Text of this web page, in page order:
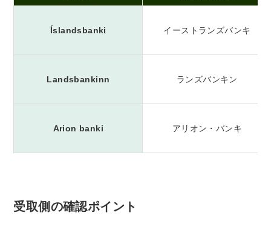
Íslandsbanki イーストランズバンキ
Landsbankinn ランズバンキン
Arion banki アリオン・バンキ
受取側の確認ポイント